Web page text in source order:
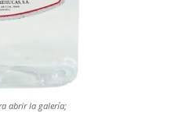
abrir la galería;